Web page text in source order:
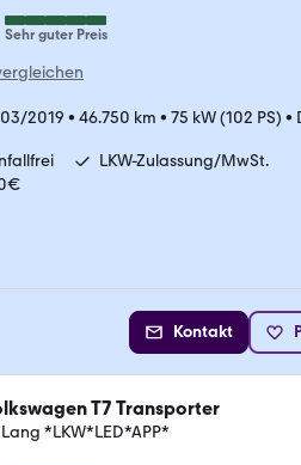
Sehr guter Preis
03/2019 • 46.750 km • 75 kW (102 PS) •
LKW-Zulassung/MwSt.
Kontakt
T7 Transporter
*LKW*LED*APP*